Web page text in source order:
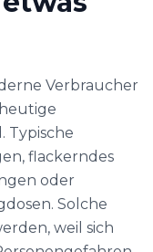
Verbraucher
Typische
flackerndes
oder
Solche
weil sich